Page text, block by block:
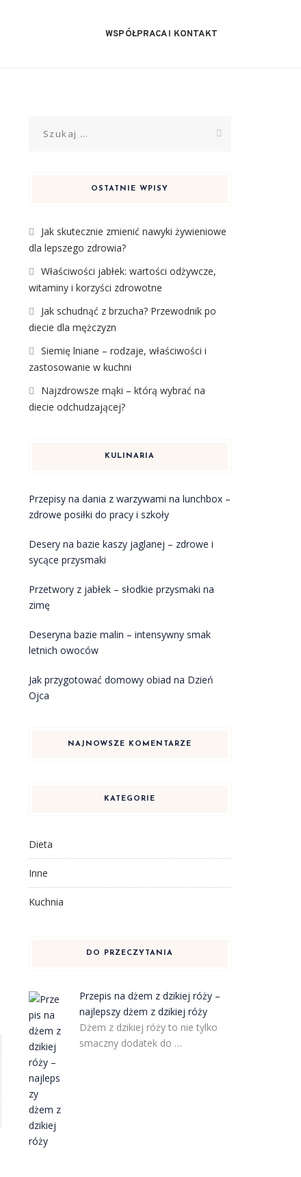
WSPÓŁPRACA I KONTAKT
OSTATNIE WPISY
Jak skutecznie zmienić nawyki żywieniowe
dla lepszego zdrowia?
Właściwości jabłek: wartości odżywcze,
witaminy i korzyści zdrowotne
Jak schudnąć z brzucha? Przewodnik po
diecie dla mężczyzn
Siemię lniane – rodzaje, właściwości i
zastosowanie w kuchni
Najzdrowsze mąki – którą wybrać na
diecie odchudzającej?
KULINARIA
Przepisy na dania z warzywami na lunchbox –
zdrowe posiłki do pracy i szkoły
Desery na bazie kaszy jaglanej – zdrowe i
sycące przysmaki
Przetwory z jabłek – słodkie przysmaki na
zimę
Deseryna bazie malin – intensywny smak
letnich owoców
Jak przygotować domowy obiad na Dzień
Ojca
NAJNOWSZE KOMENTARZE
KATEGORIE
Dieta
Inne
Kuchnia
DO PRZECZYTANIA
Przepis na dżem z dzikiej róży –
najlepszy dżem z dzikiej róży
Dżem z dzikiej róży to nie tylko
smaczny dodatek do …